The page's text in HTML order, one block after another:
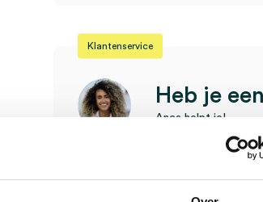
Klantenservice
Heb je
Anca helpt je!
Vind je antwoord snel en makkelijk
Of contacteer ons via een van de
Onze klantenservice is bereikbaar